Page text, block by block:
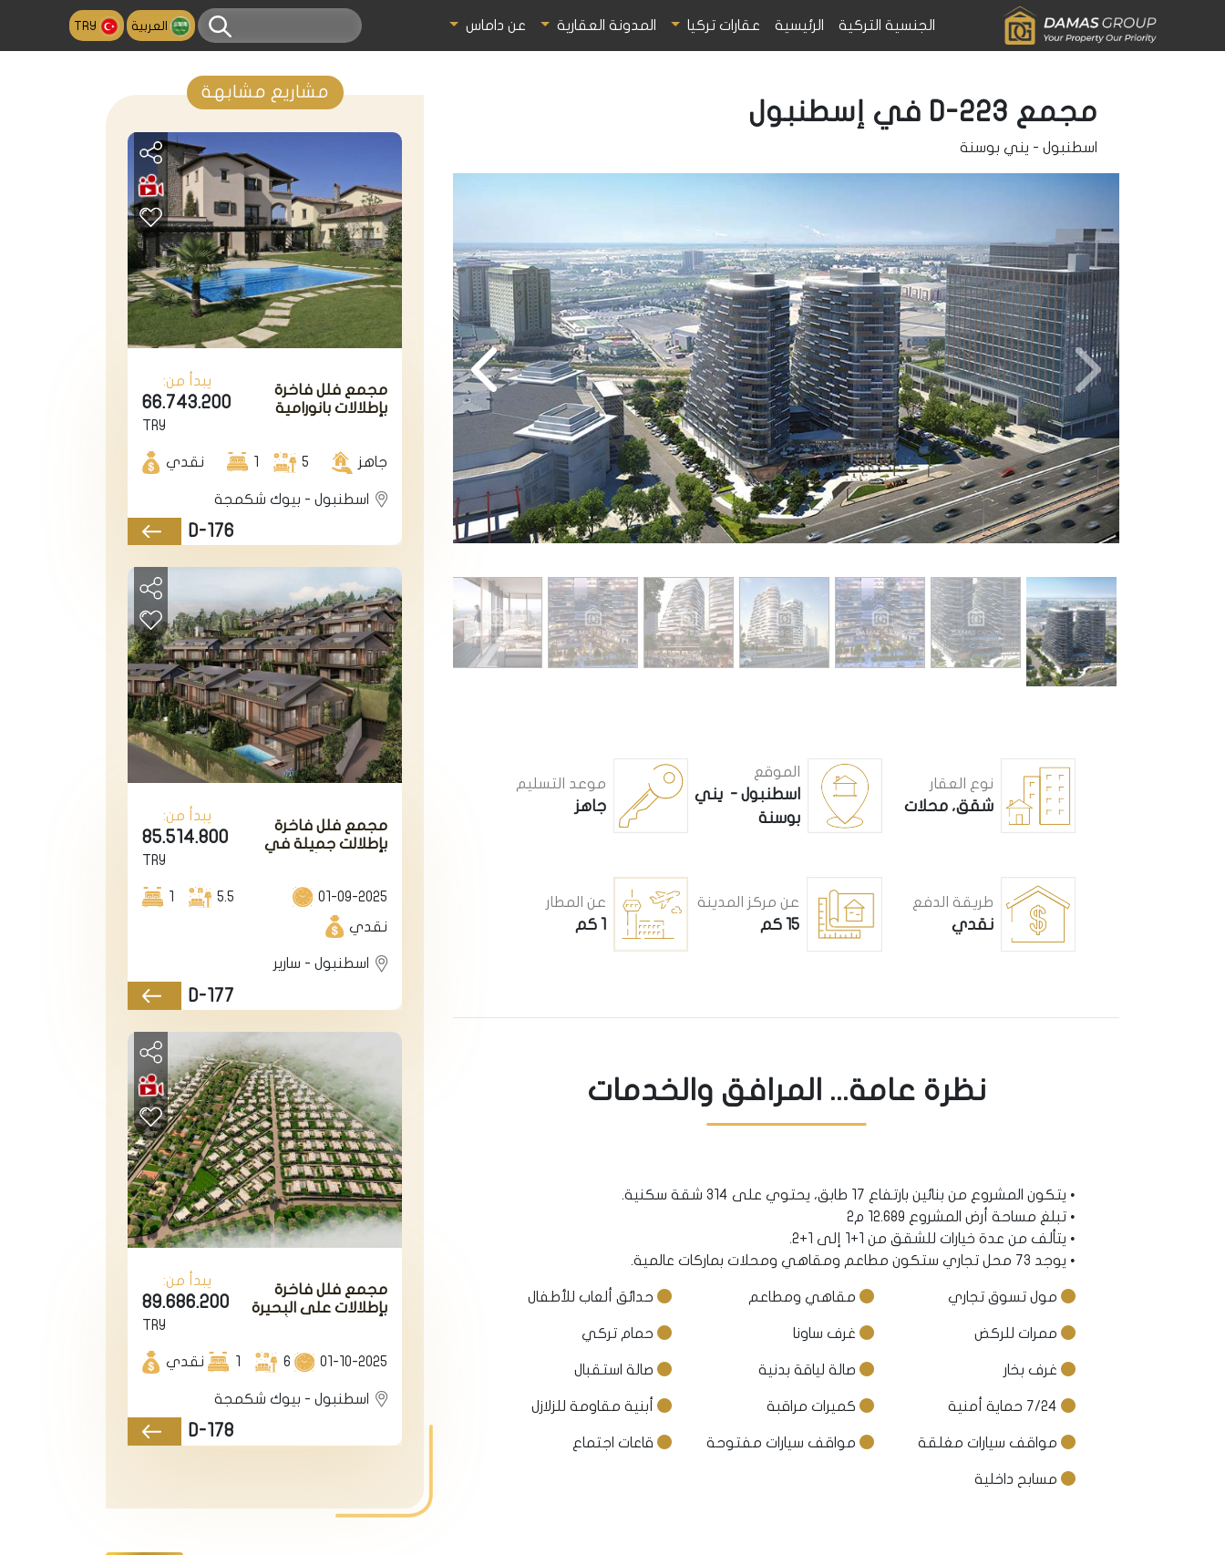
الجنسية التركية الرئيسية عقارات تركيا المدونة العقارية عن داماس العربية TRY
مجمع D-223 في إسطنبول
اسطنبول- يني بوسنة
نوع العقار
شقق، محلات
الموقع
اسطنبول - يني
بوسنة
موعد التسليم
جاهز
طريقة الدفع
نقدي
عن مركز المدينة
15 كم
عن المطار
1 كم
نظرة عامة... المرافق والخدمات
• يتكون المشروع من بنائين بارتفاع 17 طابق، يحتوي على 314 شقة سكنية.
• تبلغ مساحة أرض المشروع 12.689 م2
• يتألف من عدة خيارات للشقق من 1+1 إلى 1+2.
• يوجد 73 محل تجاري ستكون مطاعم ومقاهي ومحلات بماركات عالمية.
مول تسوق تجاري مقاهي ومطاعم حدائق ألعاب للأطفال
ممرات للركض غرف ساونا حمام تركي
غرف بخار صالة لياقة بدنية صالة استقبال
7/24 حماية أمنية كميرات مراقبة أبنية مقاومة للزلازل
مواقف سيارات مغلقة مواقف سيارات مفتوحة قاعات اجتماع
مسابح داخلية
مشاريع مشابهة
مجمع فلل فاخرة
بإطلالات بانورامية
بيوك تشكمجا.
يبدأ من:
66.743.200
TRY
جاهز 5
1 نقدي
اسطنبول - بيوك شكمجة
D-176
مجمع فلل فاخرة
بإطلالت جميلة في
يبدأ من:
85.514.800
TRY
01-09-2025
5.5
1
نقدي
اسطنبول - سارير
D-177
مجمع فلل فاخرة
بإطلالات على البحيرة
يبدأ من:
89.686.200
TRY
01-10-2025
6
1 نقدي
اسطنبول - بيوك شكمجة
D-178